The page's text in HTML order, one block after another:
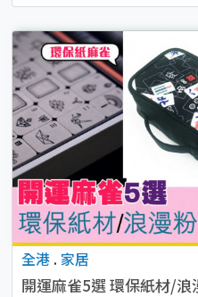
全港 . 家居
開運麻雀5選 環保紙材/